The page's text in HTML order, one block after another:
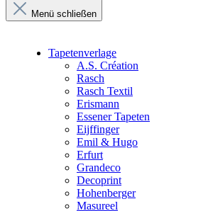
Menü schließen
Tapetenverlage
A.S. Création
Rasch
Rasch Textil
Erismann
Essener Tapeten
Eijffinger
Emil & Hugo
Erfurt
Grandeco
Decoprint
Hohenberger
Masureel